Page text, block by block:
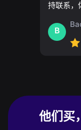
持联系，
B
他们买